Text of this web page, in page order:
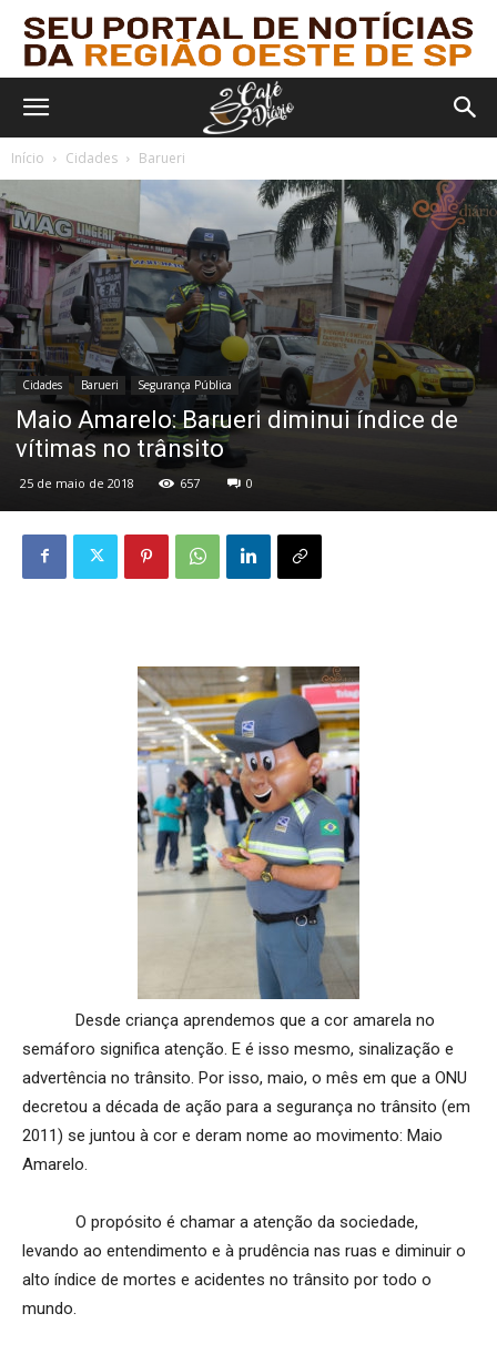
Início Cidades Barueri
Cidades Barueri Segurança Pública
Maio Amarelo: Barueri diminui índice de
vítimas no trânsito
25 de maio de 2018 657 0
Desde criança aprendemos que a cor amarela no
semáforo significa atenção. E é isso mesmo, sinalização e
advertência no trânsito. Por isso, maio, o mês em que a ONU
decretou a década de ação para a segurança no trânsito (em
2011) se juntou à cor e deram nome ao movimento: Maio
Amarelo.
O propósito é chamar a atenção da sociedade,
levando ao entendimento e à prudência nas ruas e diminuir o
alto índice de mortes e acidentes no trânsito por todo o
mundo.